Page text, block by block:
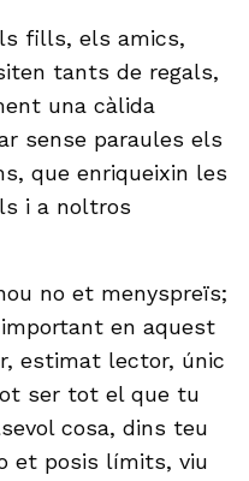
fills, els amics,
tants de regals,
una càlida
sense paraules els
que enriqueixin les
i a noltros
no et menyspreïs;
en aquest
estimat lector, únic
ser tot el que tu
cosa, dins teu
et posis límits, viu